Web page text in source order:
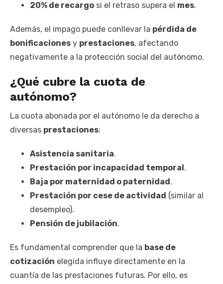
20% de recargo si el retraso supera el mes.
Además, el impago puede conllevar la pérdida de
bonificaciones y prestaciones, afectando
negativamente a la protección social del autónomo.
¿Qué cubre la cuota de
autónomo?
La cuota abonada por el autónomo le da derecho a
diversas prestaciones:
Asistencia sanitaria.
Prestación por incapacidad temporal .
Baja por maternidad o paternidad .
Prestación por cese de actividad (similar al
desempleo).
Pensión de jubilación.
Es fundamental comprender que la base de
cotización elegida influye directamente en la
cuantía de las prestaciones futuras. Por ello, es